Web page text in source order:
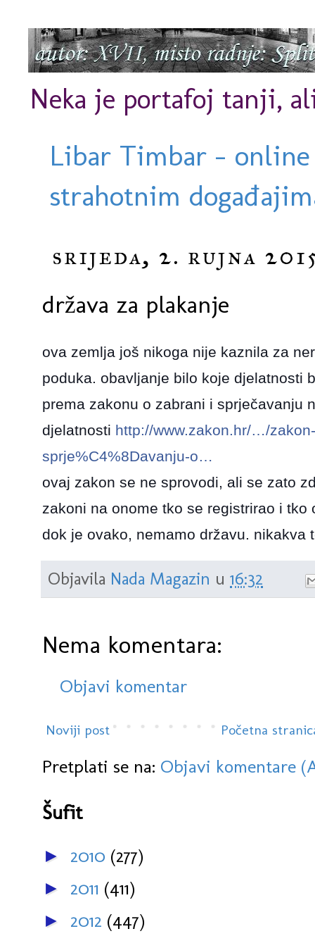
Neka je portafoj tanji,
Libar Timbar -
strahotnim
srijeda, 2. rujna
država za plakanje
ova zemlja još nikoga nije kaznila za
poduka. obavljanje bilo koje djelatnosti
prema zakonu o zabrani i sprječavanju
djelatnosti http://www.zakon.hr/…/
sprje%C4%8Davanju-o…
ovaj zakon se ne sprovodi, ali se zato
zakoni na onome tko se registrirao i
dok je ovako, nemamo državu. nikakva
Objavila Nada Magazin u 16:32
Nema komentara:
Objavi komentar
Noviji post Početna
Pretplati se na: Objavi komentare
Šufit
► 2010 (277)
► 2011 (411)
► 2012 (447)